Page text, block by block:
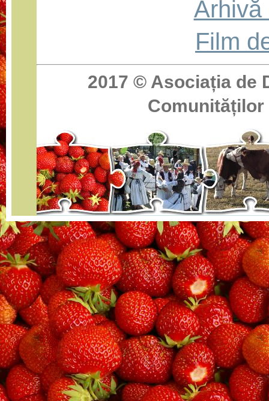
Arhivă
Film
2017 © Asociația de
Comunităților